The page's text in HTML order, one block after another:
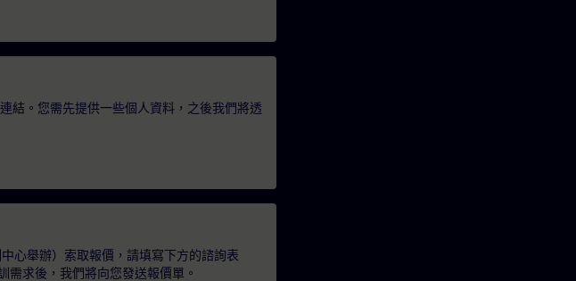
結。您需先提供一些個人資料，之後我們將透
心舉辦）索取報價，請填寫下方的諮詢表
需求後，我們將向您發送報價單。